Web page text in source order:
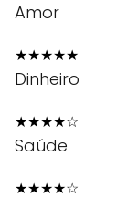
Amor
★★★★★
Dinheiro
★★★★☆
Saúde
★★★★☆